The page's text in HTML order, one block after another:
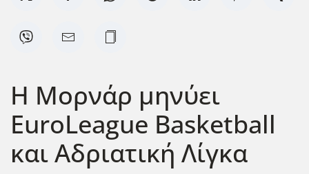
Η Μορνάρ μηνύει
EuroLeague Basketball
και Αδριατική Λίγκα